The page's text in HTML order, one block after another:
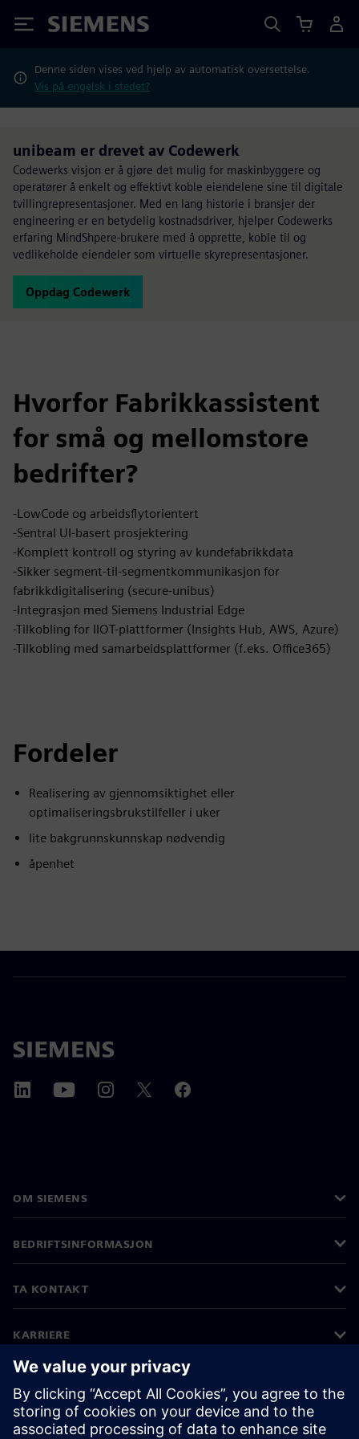
Siemens
Denne siden vises ved hjelp av automatisk oversettelse.
Vis på engelsk i stedet?
unibeam er drevet av Codewerk
Codewerks visjon er å gjøre det mulig for maskinbyggere og
operatører å enkelt og effektivt koble eiendelene sine til digitale
tvillingrepresentasjoner. Med en lang historie i bransjer der
engineering er en betydelig kostnadsdriver, hjelper Codewerks
erfaring MindShpere-brukere med å opprette, koble til og
vedlikeholde eiendeler som virtuelle skyrepresentasjoner.
Oppdag Codewerk
Hvorfor Fabrikkassistent
for små og mellomstore
bedrifter?
-LowCode og arbeidsflytorientert
-Sentral UI-basert prosjektering
-Komplett kontroll og styring av kundefabrikkdata
-Sikker segment-til-segmentkommunikasjon for
fabrikkdigitalisering (secure-unibus)
-Integrasjon med Siemens Industrial Edge
-Tilkobling for IIOT-plattformer (Insights Hub, AWS, Azure)
-Tilkobling med samarbeidsplattformer (f.eks. Office365)
Fordeler
Realisering av gjennomsiktighet eller
optimaliseringsbrukstilfeller i uker
lite bakgrunnskunnskap nødvendig
åpenhet
OM SIEMENS
BEDRIFTSINFORMASJON
TA KONTAKT
KARRIERE
©Siemens 2026